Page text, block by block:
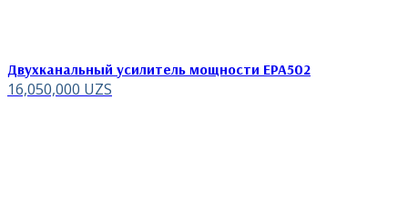
Двухканальный усилитель мощности EPA502
16,050,000 UZS